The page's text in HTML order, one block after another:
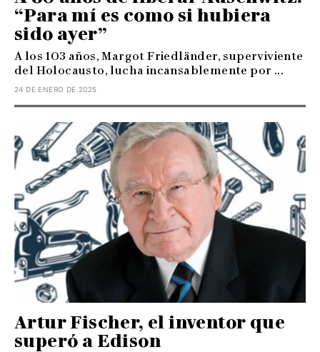
“Para mí es como si hubiera
sido ayer”
A los 103 años, Margot Friedländer, superviviente
del Holocausto, lucha incansablemente por ...
24 DE ENERO DE 2025
Artur Fischer, el inventor que
superó a Edison